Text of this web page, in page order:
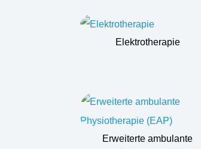
Elektrotherapie
Erweiterte ambulante